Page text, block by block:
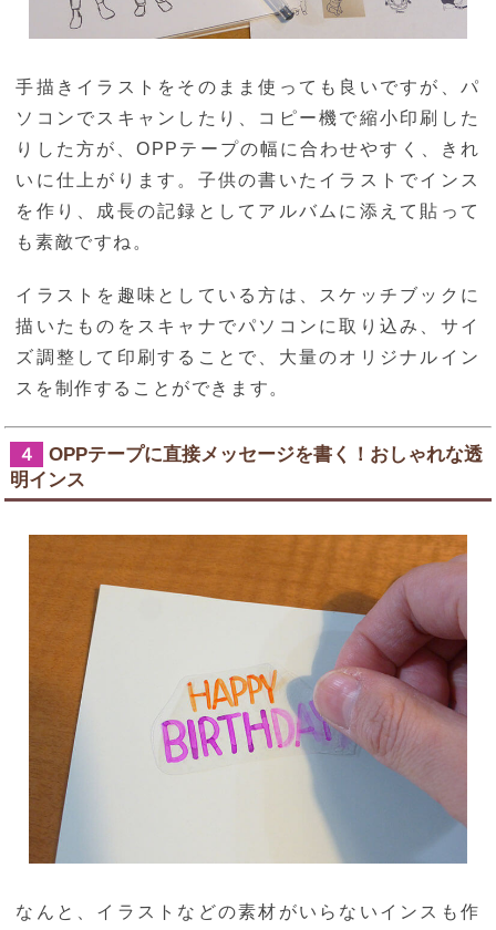
手描きイラストをそのまま使っても良いですが、パ
ソコンでスキャンしたり、コピー機で縮小印刷した
りした方が、OPPテープの幅に合わせやすく、きれ
いに仕上がります。子供の書いたイラストでインス
を作り、成長の記録としてアルバムに添えて貼って
も素敵ですね。
イラストを趣味としている方は、スケッチブックに
描いたものをスキャナでパソコンに取り込み、サイ
ズ調整して印刷することで、大量のオリジナルイン
スを制作することができます。
４
OPPテープに直接メッセージを書く！おしゃれな透
明インス
なんと、イラストなどの素材がいらないインスも作